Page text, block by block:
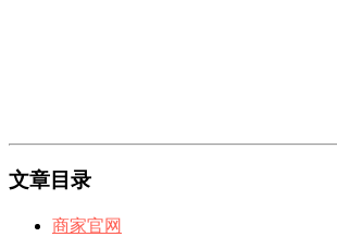
文章目录
商家官网